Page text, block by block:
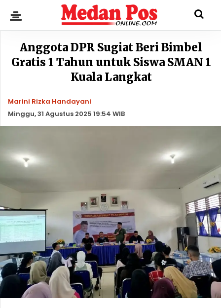
Anggota DPR Sugiat Beri Bimbel
Gratis 1 Tahun untuk Siswa SMAN 1
Kuala Langkat
Marini Rizka Handayani
Minggu, 31 Agustus 2025 19:54 WIB